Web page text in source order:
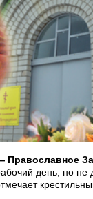
день, но не